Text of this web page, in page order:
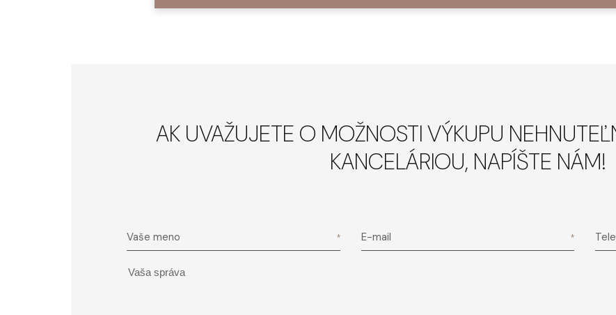
AK UVAŽUJETE O MOŽNOSTI VÝKUPU
KANCELÁRIOU, NAPÍŠTE NÁM!
Vaše meno E-mail